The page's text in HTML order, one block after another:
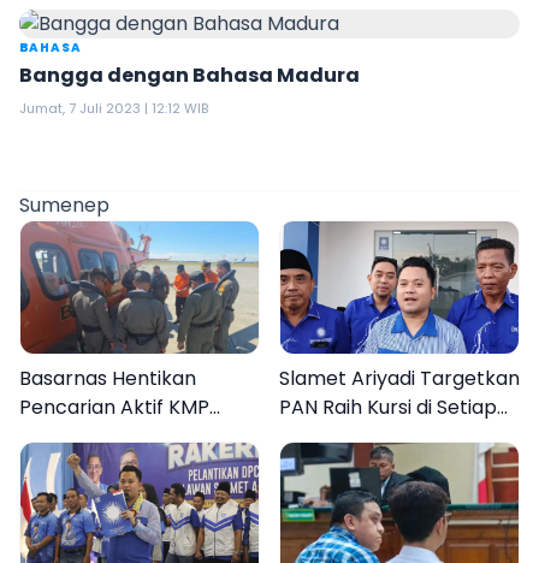
BAHASA
Bangga dengan Bahasa Madura
Jumat, 7 Juli 2023 | 12:12 WIB
Sumenep
Basarnas Hentikan
Pencarian Aktif KMP
Mutiara Sentosa II, Empat
Orang Masih Hilang
Slamet Ariyadi Targetkan
PAN Raih Kursi di Setiap
Dapil Sumenep pada
2029